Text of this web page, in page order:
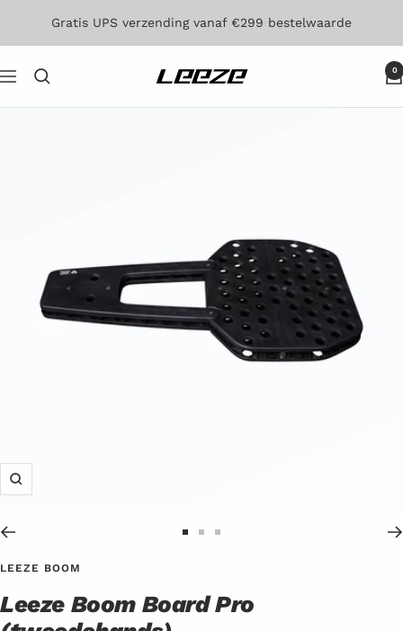
inhoud
Gratis UPS verzending vanaf €299 bestelwaarde
Navigatie Leeze 0
Zoom
1
dia
2
dia
3
LEEZE BOOM
Leeze Boom Board Pro